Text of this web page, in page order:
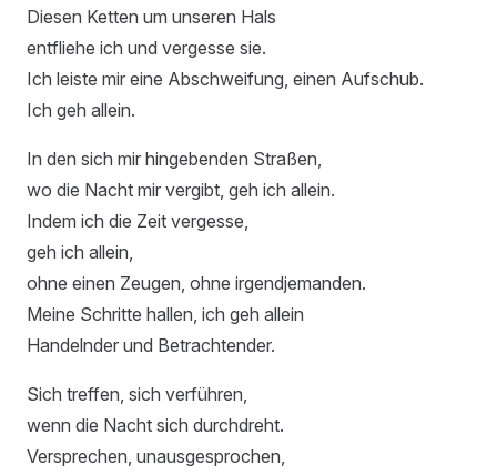
Diesen Ketten um unseren Hals
entfliehe ich und vergesse sie.
Ich leiste mir eine Abschweifung, einen Aufschub.
Ich geh allein.
In den sich mir hingebenden Straßen,
wo die Nacht mir vergibt, geh ich allein.
Indem ich die Zeit vergesse,
geh ich allein,
ohne einen Zeugen, ohne irgendjemanden.
Meine Schritte hallen, ich geh allein
Handelnder und Betrachtender.
Sich treffen, sich verführen,
wenn die Nacht sich durchdreht.
Versprechen, unausgesprochen,